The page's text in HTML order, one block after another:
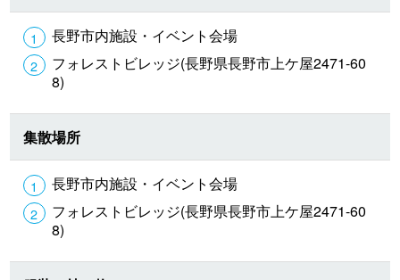
長野市内施設・イベント会場
フォレストビレッジ(長野県長野市上ケ屋2471-60
8)
集散場所
長野市内施設・イベント会場
フォレストビレッジ(長野県長野市上ケ屋2471-60
8)